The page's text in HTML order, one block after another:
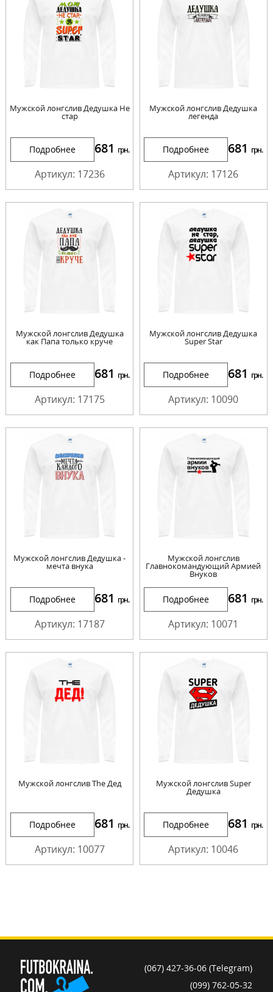
Мужской лонгслив Дедушка Не
стар
Подробнее 681 грн.
Артикул: 17236
Мужской лонгслив Дедушка
легенда
Подробнее 681 грн.
Артикул: 17126
Мужской лонгслив Дедушка
как Папа только круче
Подробнее 681 грн.
Артикул: 17175
Мужской лонгслив Дедушка
Super Star
Подробнее 681 грн.
Артикул: 10090
Мужской лонгслив Дедушка -
мечта внука
Подробнее 681 грн.
Артикул: 17187
Мужской лонгслив
Главнокомандующий Армией
Внуков
Подробнее 681 грн.
Артикул: 10071
Мужской лонгслив The Дед
Подробнее 681 грн.
Артикул: 10077
Мужской лонгслив Super
Дедушка
Подробнее 681 грн.
Артикул: 10046
(067) 427-36-06 (Telegram)
(099) 762-05-32